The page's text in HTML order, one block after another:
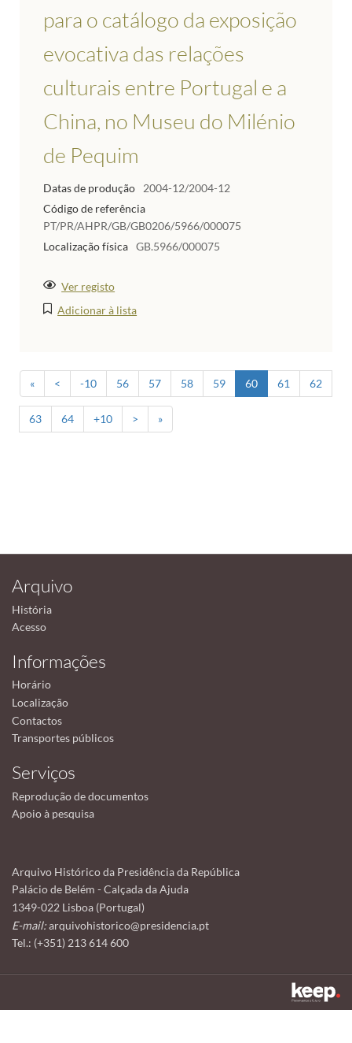
para o catálogo da exposição
evocativa das relações
culturais entre Portugal e a
China, no Museu do Milénio
de Pequim
Datas de produção
2004-12/2004-12
Código de referência
PT/PR/AHPR/GB/GB0206/5966/000075
Localização física GB.5966/000075
Ver registo
Adicionar à lista
« < -10 56 57 58 59 60 61 62
63 64 +10 > »
Arquivo
História
Acesso
Informações
Horário
Localização
Contactos
Transportes públicos
Serviços
Reprodução de documentos
Apoio à pesquisa
Arquivo Histórico da Presidência da República
Palácio de Belém - Calçada da Ajuda
1349-022 Lisboa (Portugal)
E-mail:arquivohistorico@presidencia.pt
Tel.: (+351) 213 614 600